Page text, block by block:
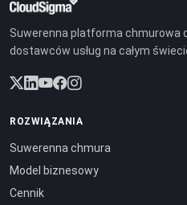
Suwerenna platforma chmurowa
dostawców usług na całym
ROZWIĄZANIA
Suwerenna chmura
Model biznesowy
Cennik